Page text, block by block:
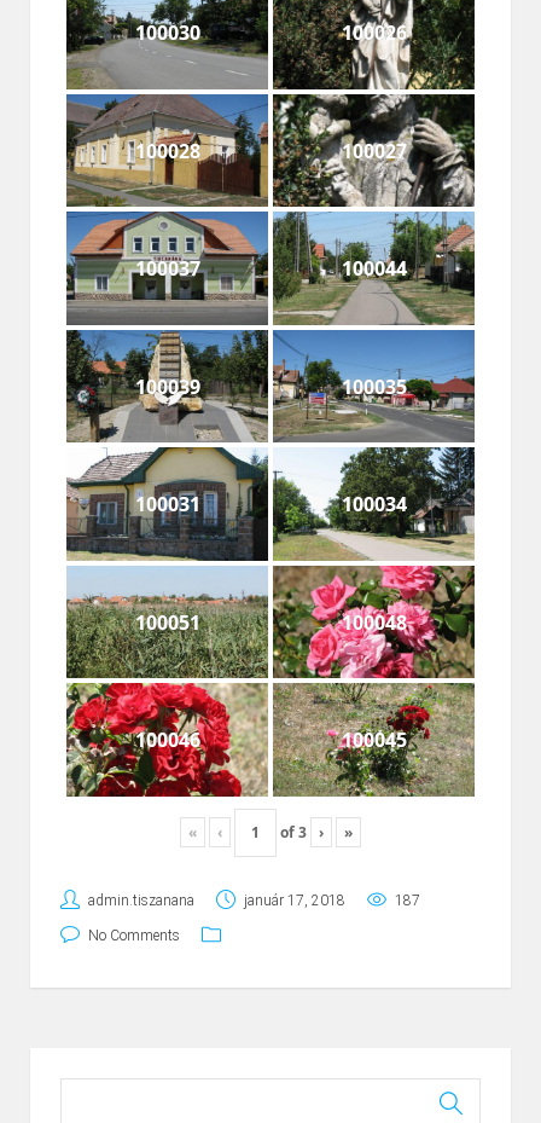
100030 100026
100028 100027
100037 100044
100039 100035
100031 100034
100051 100048
100046 100045
« ‹ of3 › »
admin.tiszanana január 17, 2018 187
No Comments